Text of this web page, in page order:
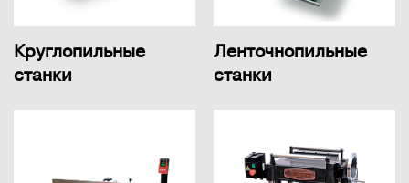
Круглопильные
станки
Ленточнопильные
станки